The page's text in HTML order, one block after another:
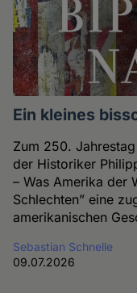
Ein kleines
Zum 250.
der Historiker
– Was Amerika der
Schlechten” eine
amerikanischen
Sebastian Schnelle
09.07.2026